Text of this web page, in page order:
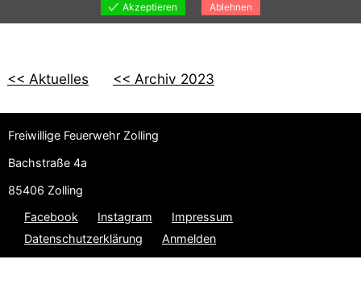
<< Aktuelles << Archiv 2023
Freiwillige Feuerwehr Zolling
Bachstraße 4a
85406 Zolling
Facebook
Instagram
Impressum
Datenschutzerklärung
Anmelden
Akzeptieren
Ablehnen